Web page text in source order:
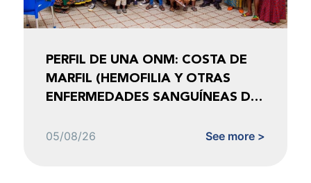
PERFIL DE UNA ONM: COSTA DE
MARFIL (HEMOFILIA Y OTRAS
ENFERMEDADES SANGUÍNEAS DE
05/08/26 See more >